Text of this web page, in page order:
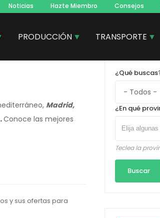
Noticias Hazte Miembro Consejos
PRODUCCIÓN TRANSPORTE
Madrid,
Conoce las mejores
y sus ofertas para
¿Qué
¿En qué
Teclea la